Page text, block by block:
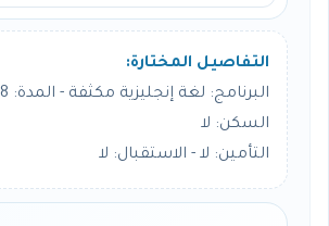
التفاصيل المختارة:
البرنامج: لغة إنجليزية مكثفة - المدة: 8 أسبوع
السكن: لا
التأمين: لا - الاستقبال: لا